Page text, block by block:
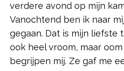
verdere avond op mijn
Vanochtend ben ik naar
gegaan. Dat is mijn liefste
ook heel vroom, maar
begrijpen mij. Ze gaf me